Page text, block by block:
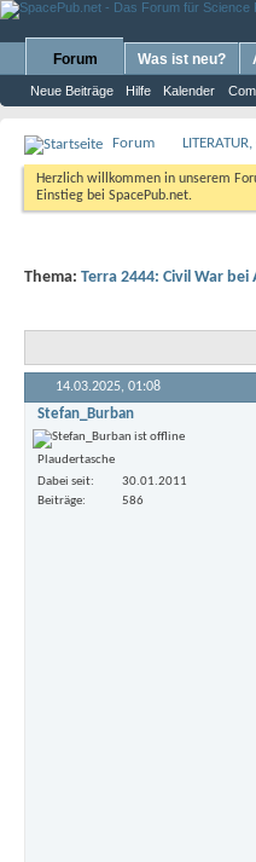
Forum
Neue Beiträge Hilfe Kalender
Was ist neu?
Forum
Herzlich willkommen in unserem
Einstieg bei SpacePub.net.
Thema: Terra 2444: Civil War bei
14.03.2025, 01:08
Stefan_Burban
Plaudertasche
Dabei seit
30.01.2011
Beiträge
586